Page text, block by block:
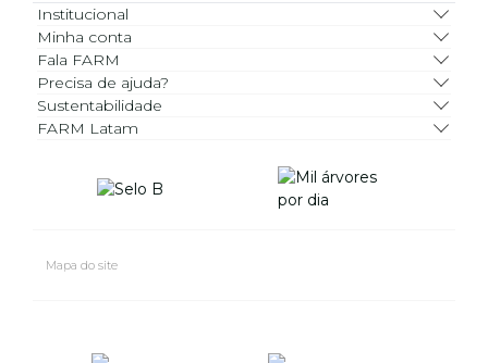
Institucional
Minha conta
Fala FARM
Precisa de ajuda?
Sustentabilidade
FARM Latam
Mapa do site